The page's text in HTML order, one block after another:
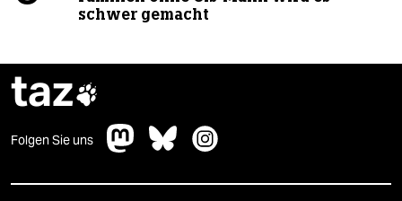
schwer gemacht
taz
Folgen Sie uns